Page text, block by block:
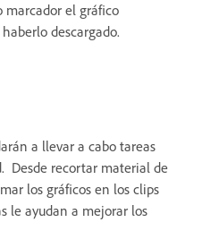
marcador el gráfico
descargado.
a llevar a cabo tareas
Desde recortar material de
los gráficos en los clips
le ayudan a mejorar los